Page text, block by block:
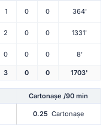
1 0 0 364'
2 0 0 1331'
0 0 0 8'
3 0 0 1703'
Cartonașe /90 min
0.25 Cartonașe